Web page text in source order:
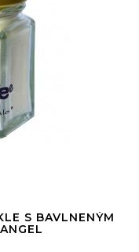
S BAVLNENÝM